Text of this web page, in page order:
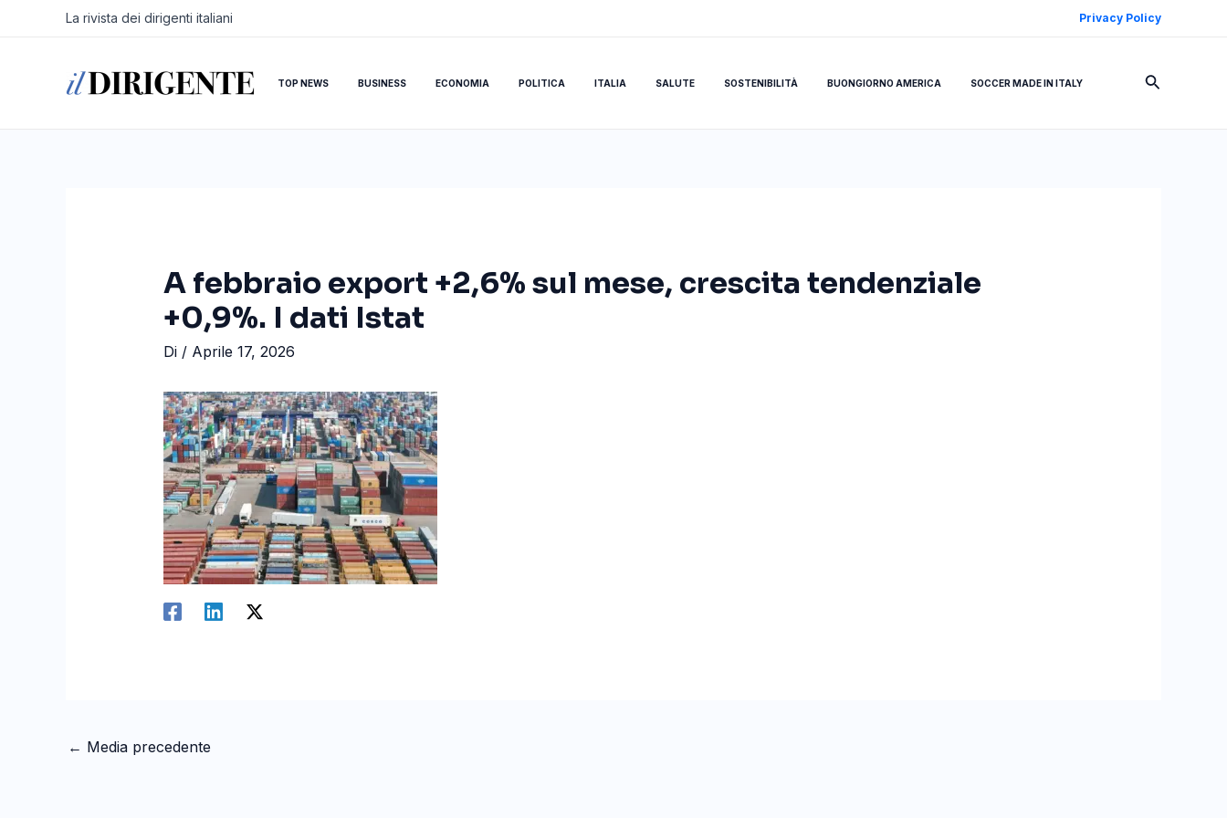
La rivista dei dirigenti italiani Privacy Policy
TOP NEWS BUSINESS ECONOMIA POLITICA ITALIA SALUTE SOSTENIBILITÀ BUONGIORNO AMERICA SOCCER MADE IN ITALY Cerca
A febbraio export +2,6% sul mese, crescita tendenziale
+0,9%. I dati Istat
Di / Aprile 17, 2026
Navigazione
← Media precedente